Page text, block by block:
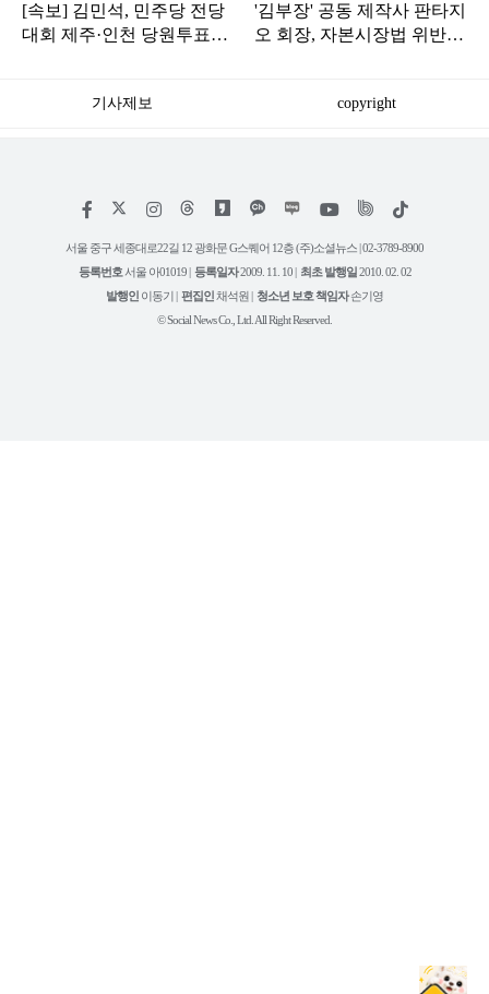
[속보] 김민석, 민주당 전당
대회 제주·인천 당원투표서
'김부장' 공동 제작사 판타지
오 회장, 자본시장법 위반
기사제보 copyright
페
스
인
타
램
위
트
유
튜
틱
서울 중구 세종대로22길 12 광화문 G스퀘어 12층 (주)소셜뉴스 | 02-3789-8900
등록번호 서울 아01019 | 등록일자2009. 11. 10 | 최초 발행일 2010. 02. 02
발행인 이동기 | 편집인 채석원 | 청소년 보호 책임자손기영
© Social News Co., Ltd. All Right Reserved.